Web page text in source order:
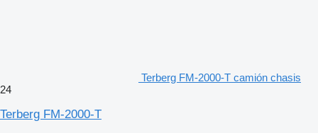
Terberg FM-2000-T camión chasis
24
Terberg FM-2000-T